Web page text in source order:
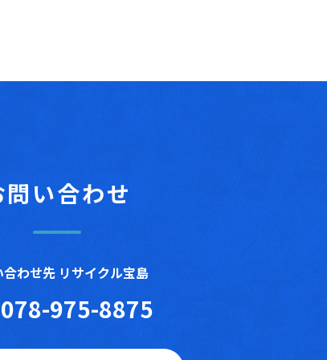
問い合わせ
合わせ先 リサイクル宝島
078-975-8875